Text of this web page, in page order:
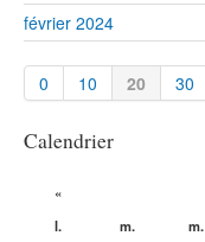
février 2024
0 10 20 30
Calendrier
«
l.
m. m.